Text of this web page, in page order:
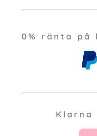
0% ränta på